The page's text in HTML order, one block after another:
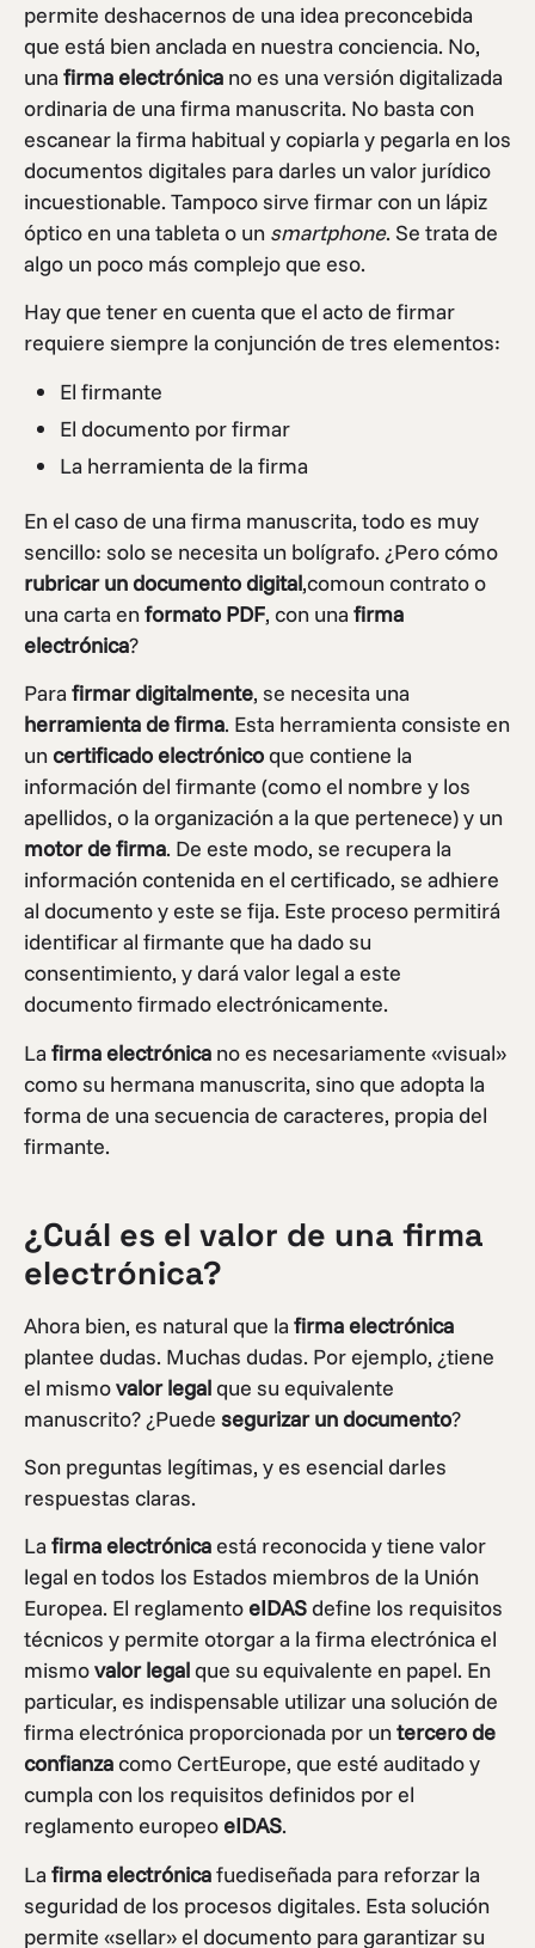
permite deshacernos de una idea preconcebida
que está bien anclada en nuestra conciencia. No,
una firma electrónica no es una versión digitalizada
ordinaria de una firma manuscrita. No basta con
escanear la firma habitual y copiarla y pegarla en los
documentos digitales para darles un valor jurídico
incuestionable. Tampoco sirve firmar con un lápiz
óptico en una tableta o un smartphone. Se trata de
algo un poco más complejo que eso.
Hay que tener en cuenta que el acto de firmar
requiere siempre la conjunción de tres elementos:
El firmante
El documento por firmar
La herramienta de la firma
En el caso de una firma manuscrita, todo es muy
sencillo: solo se necesita un bolígrafo. ¿Pero cómo
rubricar un documento digital,comoun contrato o
una carta enformato PDF, con una firma
electrónica?
Para firmar digitalmente, se necesita una
herramienta de firma. Esta herramienta consiste en
un certificado electrónicoque contiene la
información del firmante (como el nombre y los
apellidos, o la organización a la que pertenece) y un
motor de firma. De este modo, se recupera la
información contenida en el certificado, se adhiere
al documento y este se fija. Este proceso permitirá
identificar al firmante que ha dado su
consentimiento, y dará valor legal a este
documento firmado electrónicamente.
La firma electrónica no es necesariamente «visual»
como su hermana manuscrita, sino que adopta la
forma de una secuencia de caracteres, propia del
firmante.
¿Cuál es el valor de una firma
electrónica?
Ahora bien, es natural que la firma electrónica
plantee dudas. Muchas dudas. Por ejemplo, ¿tiene
el mismovalor legalque su equivalente
manuscrito? ¿Puede segurizar un documento?
Son preguntas legítimas, y es esencial darles
respuestas claras.
La firma electrónicaestá reconocida y tiene valor
legal en todos los Estados miembros de la Unión
Europea. El reglamento eIDASdefine los requisitos
técnicos y permite otorgar a la firma electrónica el
mismovalor legalque su equivalente en papel. En
particular, es indispensable utilizar una solución de
firma electrónica proporcionada por untercero de
confianzacomo CertEurope, que esté auditado y
cumpla con los requisitos definidos por el
reglamento europeo eIDAS.
La firma electrónicafuediseñada para reforzar la
seguridad de los procesos digitales. Esta solución
permite «sellar» el documento para garantizar su